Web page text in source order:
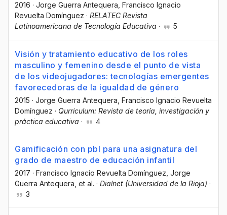
2016 · Jorge Guerra Antequera, Francisco Ignacio
Revuelta Domínguez · RELATEC Revista
Latinoamericana de Tecnología Educativa · 5
Visión y tratamiento educativo de los roles
masculino y femenino desde el punto de vista
de los videojugadores: tecnologías emergentes
favorecedoras de la igualdad de género
2015 · Jorge Guerra Antequera , Francisco Ignacio Revuelta
Domínguez · Qurriculum: Revista de teoría, investigación y
práctica educativa · 4
Gamificación con pbl para una asignatura del
grado de maestro de educación infantil
2017 · Francisco Ignacio Revuelta Domínguez , Jorge
Guerra Antequera , et al. · Dialnet (Universidad de la Rioja) ·
3